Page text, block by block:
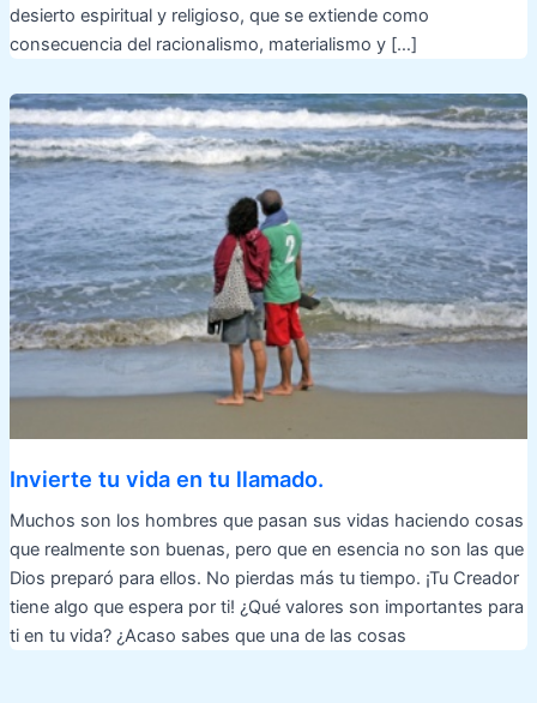
desierto espiritual y religioso, que se extiende como
consecuencia del racionalismo, materialismo y […]
Invierte tu vida en tu llamado.
Muchos son los hombres que pasan sus vidas haciendo cosas
que realmente son buenas, pero que en esencia no son las que
Dios preparó para ellos. No pierdas más tu tiempo. ¡Tu Creador
tiene algo que espera por ti! ¿Qué valores son importantes para
ti en tu vida? ¿Acaso sabes que una de las cosas